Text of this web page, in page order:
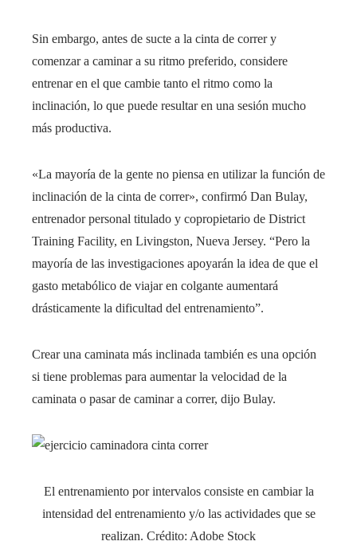
Sin embargo, antes de sucte a la cinta de correr y
comenzar a caminar a su ritmo preferido, considere
entrenar en el que cambie tanto el ritmo como la
inclinación, lo que puede resultar en una sesión mucho
más productiva.
«La mayoría de la gente no piensa en utilizar la función de
inclinación de la cinta de correr», confirmó Dan Bulay,
entrenador personal titulado y copropietario de District
Training Facility, en Livingston, Nueva Jersey. “Pero la
mayoría de las investigaciones apoyarán la idea de que el
gasto metabólico de viajar en colgante aumentará
drásticamente la dificultad del entrenamiento”.
Crear una caminata más inclinada también es una opción
si tiene problemas para aumentar la velocidad de la
caminata o pasar de caminar a correr, dijo Bulay.
El entrenamiento por intervalos consiste en cambiar la
intensidad del entrenamiento y/o las actividades que se
realizan. Crédito: Adobe Stock